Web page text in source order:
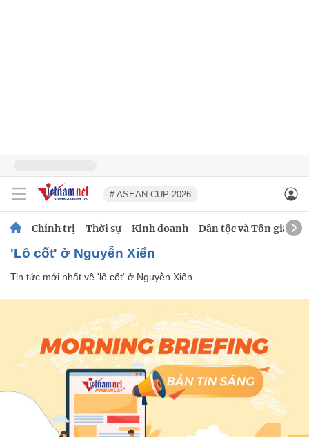
# ASEAN CUP 2026
Chính trị Thời sự Kinh doanh Dân tộc và Tôn giáo
'lô cốt' ở Nguyễn Xiển
Tin tức mới nhất về 'lô cốt' ở Nguyễn Xiển